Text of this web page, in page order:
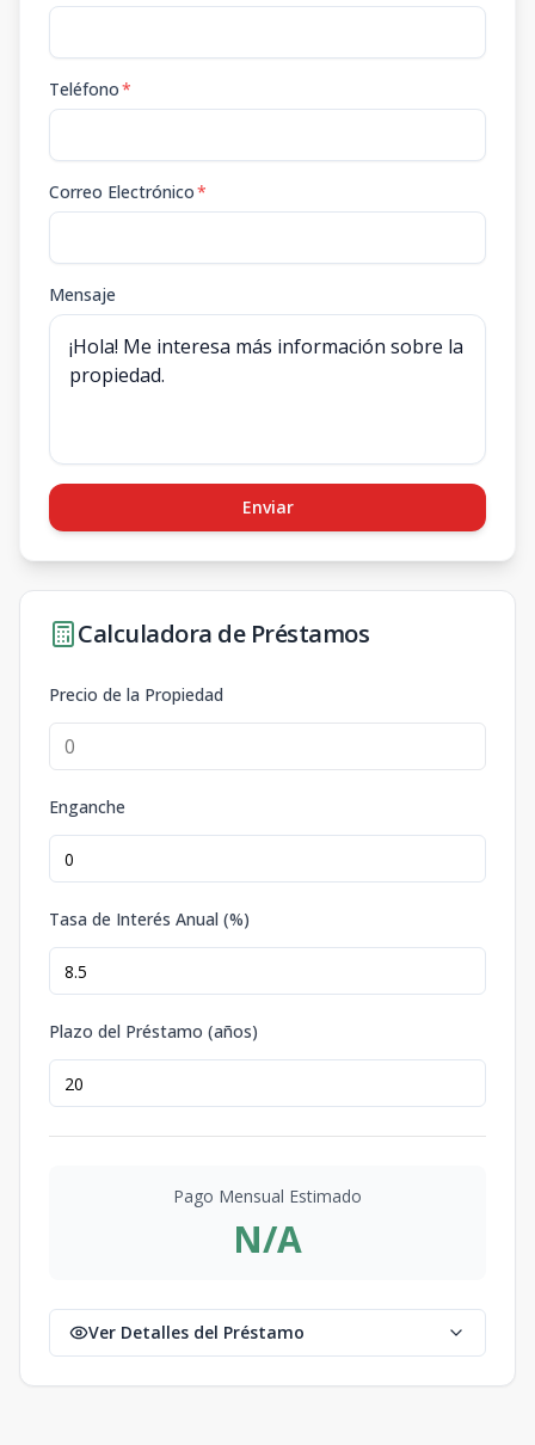
Teléfono*
Correo Electrónico*
Mensaje
Enviar
Calculadora de Préstamos
Precio de la Propiedad
Enganche
Tasa de Interés Anual (%)
Plazo del Préstamo (años)
Pago Mensual Estimado
N/A
Ver Detalles del Préstamo